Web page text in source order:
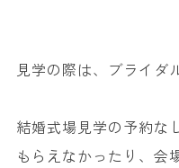
見学の際は、ブライダ
結婚式場見学の予約な
もらえなかったり、会